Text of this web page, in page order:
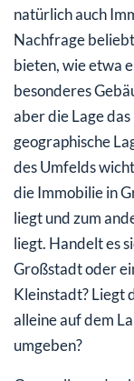
natürlich auch
Nachfrage
bieten, wie etwa
besonderes
aber die Lage
geographische
des Umfelds
die Immobilie in
liegt und zum
liegt. Handelt es
Großstadt oder
Kleinstadt? Liegt
alleine auf dem
umgeben?